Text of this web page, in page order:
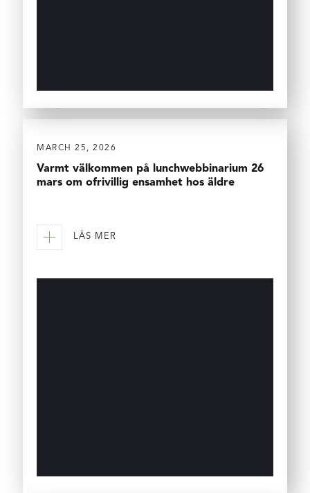
MARCH 25, 2026
Varmt välkommen på lunchwebbinarium 26
mars om ofrivillig ensamhet hos äldre
LÄS MER